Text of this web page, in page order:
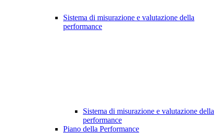
Sistema di misurazione e valutazione della
performance
Sistema di misurazione e valutazione della
performance
Piano della Performance